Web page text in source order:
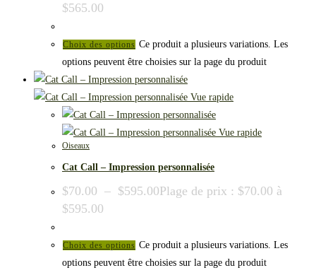
$565.00
Choix des options Ce produit a plusieurs variations. Les
options peuvent être choisies sur la page du produit
Vue rapide
Vue rapide
Oiseaux
Cat Call – Impression personnalisée
$70.00 – $595.00Plage de prix : $70.00 à
$595.00
Choix des options Ce produit a plusieurs variations. Les
options peuvent être choisies sur la page du produit